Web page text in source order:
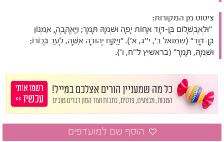
ציטוט מן המקורות:
"וּלְאַבְשָׁלוֹם בֶּן-דָּוִד אָחוֹת יָפָה וּשְׁמָהּ תָּמָר; וַיֶּאֱהָבֶהָ, אַמְנוֹן
בֶּן-דָּוִד" (שמואל ב', י''ג, א'). "וַיִּקַּח יְהוּדָה אִשָּׁה, לְעֵר בְּכוֹרוֹ;
וּשְׁמָהּ, תָּמָר" (בראשיץ ל''ח, ו').